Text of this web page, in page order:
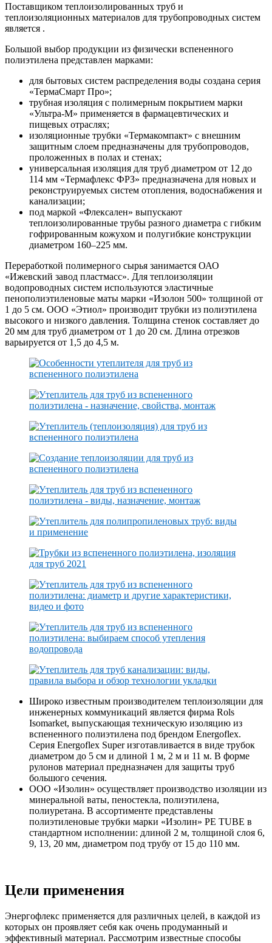
Поставщиком теплоизолированных труб и
теплоизоляционных материалов для трубопроводных систем
является .
Большой выбор продукции из физически вспененного
полиэтилена представлен марками:
для бытовых систем распределения воды создана серия
«ТермаСмарт Про»;
трубная изоляция с полимерным покрытием марки
«Ультра-М» применяется в фармацевтических и
пищевых отраслях;
изоляционные трубки «Термакомпакт» с внешним
защитным слоем предназначены для трубопроводов,
проложенных в полах и стенах;
универсальная изоляция для труб диаметром от 12 до
114 мм «Термафлекс ФРЗ» предназначена для новых и
реконструируемых систем отопления, водоснабжения и
канализации;
под маркой «Флексален» выпускают
теплоизолированные трубы разного диаметра с гибким
гофрированным кожухом и полугибкие конструкции
диаметром 160–225 мм.
Переработкой полимерного сырья занимается ОАО
«Ижевский завод пластмасс». Для теплоизоляции
водопроводных систем используются эластичные
пенополиэтиленовые маты марки «Изолон 500» толщиной от
1 до 5 см. ООО «Этиол» производит трубки из полиэтилена
высокого и низкого давления. Толщина стенок составляет до
20 мм для труб диаметром от 1 до 20 см. Длина отрезков
варьируется от 1,5 до 4,5 м.
Широко известным производителем теплоизоляции для
инженерных коммуникаций является фирма Rols
Isomarket, выпускающая техническую изоляцию из
вспененного полиэтилена под брендом Energoflex.
Серия Energoflex Super изготавливается в виде трубок
диаметром до 5 см и длиной 1 м, 2 м и 11 м. В форме
рулонов материал предназначен для защиты труб
большого сечения.
ООО «Изолин» осуществляет производство изоляции из
минеральной ваты, пеностекла, полиэтилена,
полиуретана. В ассортименте представлены
полиэтиленовые трубки марки «Изолин» PE TUBE в
стандартном исполнении: длиной 2 м, толщиной слоя 6,
9, 13, 20 мм, диаметром под трубу от 15 до 110 мм.
Цели применения
Энергофлекс применяется для различных целей, в каждой из
которых он проявляет себя как очень продуманный и
эффективный материал. Рассмотрим известные способы